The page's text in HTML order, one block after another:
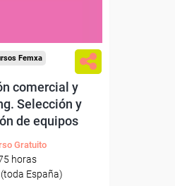
Femxa
comercial y
Selección y
de equipos
Gratuito
horas
España)